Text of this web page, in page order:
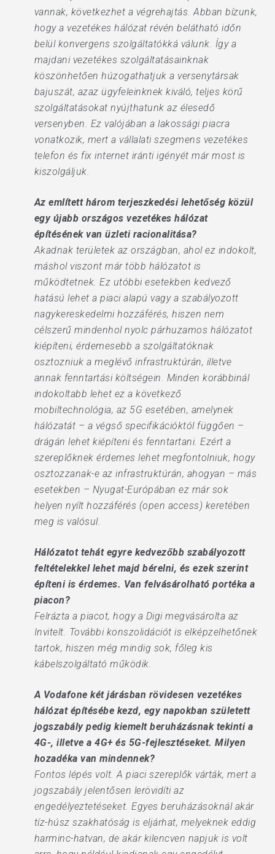
vannak, következhet a végrehajtás. Abban bízunk,
hogy a vezetékes hálózat révén belátható időn
belül konvergens szolgáltatókká válunk. Így a
majdani vezetékes szolgáltatásainknak
köszönhetően húzogathatjuk a versenytársak
bajuszát, azaz ügyfeleinknek kiváló, teljes körű
szolgáltatásokat nyújthatunk az élesedő
versenyben. Ez valójában a lakossági piacra
vonatkozik, mert a vállalati szegmens vezetékes
telefon és fix internet iránti igényét már most is
kiszolgáljuk.
Az említett három terjeszkedési lehetőség közül
egy újabb országos vezetékes hálózat
építésének van üzleti racionalitása?
Akadnak területek az országban, ahol ez indokolt,
máshol viszont már több hálózatot is
működtetnek. Ez utóbbi esetekben kedvező
hatású lehet a piaci alapú vagy a szabályozott
nagykereskedelmi hozzáférés, hiszen nem
célszerű mindenhol nyolc párhuzamos hálózatot
kiépíteni, érdemesebb a szolgáltatóknak
osztozniuk a meglévő infrastruktúrán, illetve
annak fenntartási költségein. Minden korábbinál
indokoltabb lehet ez a következő
mobiltechnológia, az 5G esetében, amelynek
hálózatát – a végső specifikációktól függően –
drágán lehet kiépíteni és fenntartani. Ezért a
szereplőknek érdemes lehet megfontolniuk, hogy
osztozzanak-e az infrastruktúrán, ahogyan – más
esetekben – Nyugat-Európában ez már sok
helyen nyílt hozzáférés (open access) keretében
meg is valósul.
Hálózatot tehát egyre kedvezőbb szabályozott
feltételekkel lehet majd bérelni, és ezek szerint
építeni is érdemes. Van felvásárolható portéka a
piacon?
Felrázta a piacot, hogy a Digi megvásárolta az
Invitelt. További konszolidációt is elképzelhetőnek
tartok, hiszen még mindig sok, főleg kis
kábelszolgáltató működik.
A Vodafone két járásban rövidesen vezetékes
hálózat építésébe kezd, egy napokban született
jogszabály pedig kiemelt beruházásnak tekinti a
4G-, illetve a 4G+ és 5G-fejlesztéseket. Milyen
hozadéka van mindennek?
Fontos lépés volt. A piaci szereplők várták, mert a
jogszabály jelentősen lerövidíti az
engedélyeztetéseket. Egyes beruházásoknál akár
tíz-húsz szakhatóság is eljárhat, melyeknek eddig
harminc-hatvan, de akár kilencven napjuk is volt